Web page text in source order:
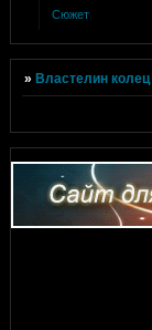
Сюжет
»Властелин колец